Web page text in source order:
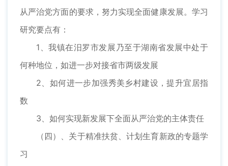
从严治党方面的要求，努力实现全面健康发展。学习
研究要点有：
1、我镇在汨罗市发展乃至于湖南省发展中处于
何种地位，如进一步对接省市两级发展
2、如何进一步加强秀美乡村建设，提升宜居指
数
3、如何实现新发展下全面从严治党的主体责任
（四）、关于精准扶贫、计划生育新政的专题学
习